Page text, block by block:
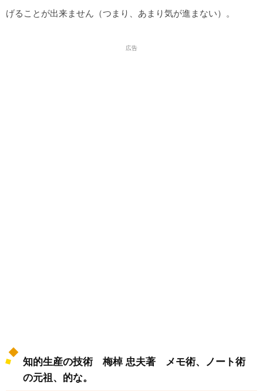
げることが出来ません（つまり、あまり気が進まない）。
広告
知的生産の技術 梅棹 忠夫著 メモ術、ノート術
の元祖、的な。